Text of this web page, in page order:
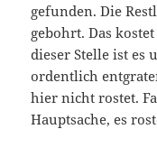
gefunden. Die
gebohrt. Das
dieser Stelle ist es
ordentlich
hier nicht rostet.
Hauptsache, es